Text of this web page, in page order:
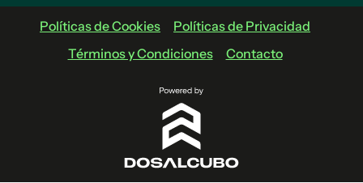
Políticas de Cookies
Políticas de Privacidad
Términos y Condiciones
Contacto